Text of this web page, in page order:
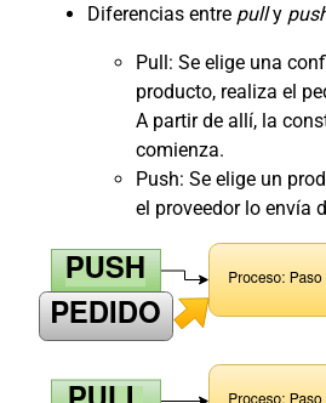
Diferencias entre pully
Pull: Se elige una
producto, realiza el
A partir de allí, la
comienza.
Push: Se elige un
el proveedor lo envía